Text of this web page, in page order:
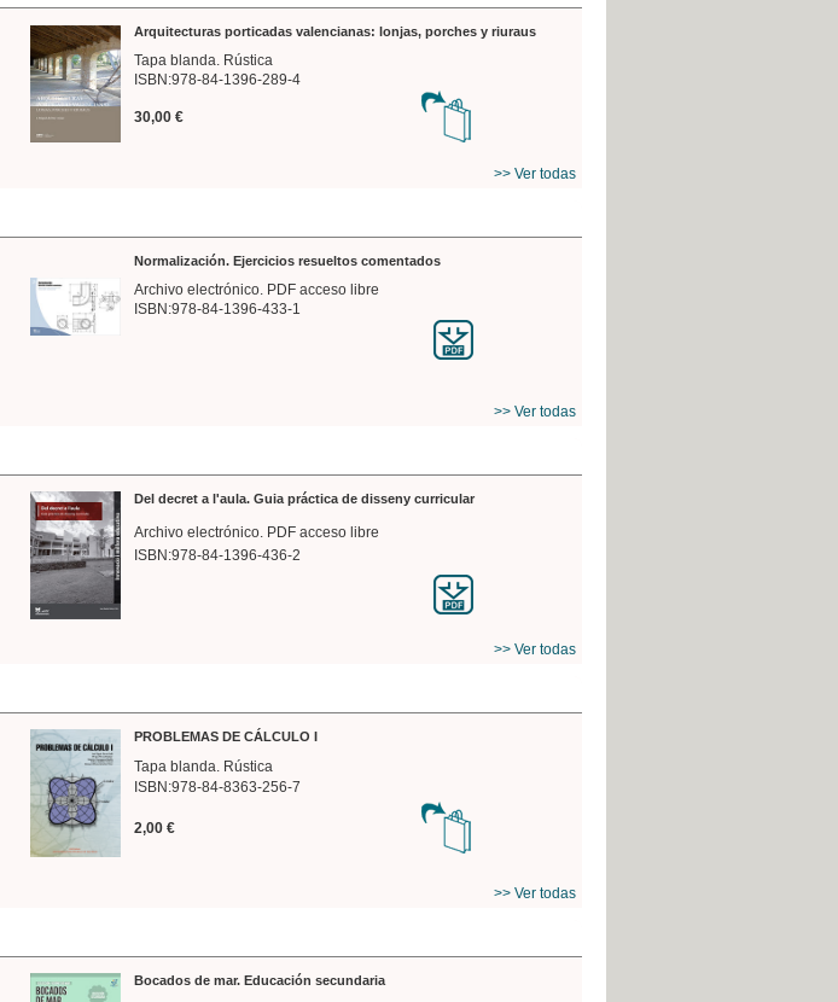
Arquitecturas porticadas valencianas: lonjas, porches y riuraus
Tapa blanda. Rústica
ISBN:978-84-1396-289-4
30,00 €
>> Ver todas
Normalización. Ejercicios resueltos comentados
Archivo electrónico. PDF acceso libre
ISBN:978-84-1396-433-1
>> Ver todas
Del decret a l'aula. Guia práctica de disseny curricular
Archivo electrónico. PDF acceso libre
ISBN:978-84-1396-436-2
>> Ver todas
PROBLEMAS DE CÁLCULO I
Tapa blanda. Rústica
ISBN:978-84-8363-256-7
2,00 €
>> Ver todas
Bocados de mar. Educación secundaria